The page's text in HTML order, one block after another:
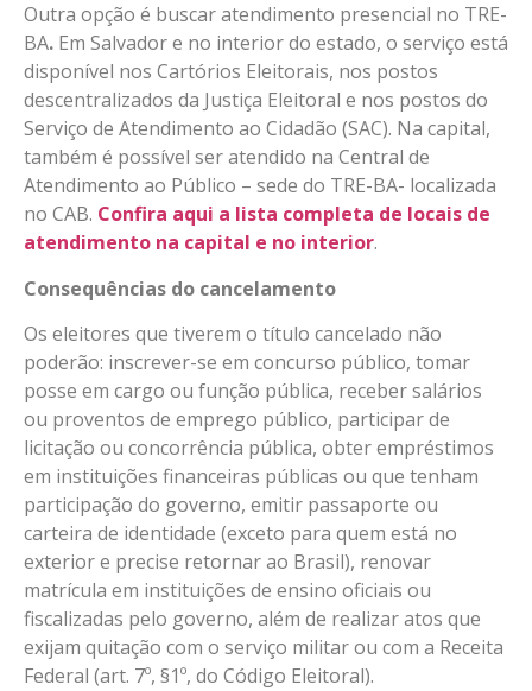
Outra opção é buscar atendimento presencial no TRE-
BA. Em Salvador e no interior do estado, o serviço está
disponível nos Cartórios Eleitorais, nos postos
descentralizados da Justiça Eleitoral e nos postos do
Serviço de Atendimento ao Cidadão (SAC). Na capital,
também é possível ser atendido na Central de
Atendimento ao Público – sede do TRE-BA- localizada
no CAB. Confira aqui a lista completa de locais de
atendimento na capital e no interior.
Consequências do cancelamento
Os eleitores que tiverem o título cancelado não
poderão: inscrever-se em concurso público, tomar
posse em cargo ou função pública, receber salários
ou proventos de emprego público, participar de
licitação ou concorrência pública, obter empréstimos
em instituições financeiras públicas ou que tenham
participação do governo, emitir passaporte ou
carteira de identidade (exceto para quem está no
exterior e precise retornar ao Brasil), renovar
matrícula em instituições de ensino oficiais ou
fiscalizadas pelo governo, além de realizar atos que
exijam quitação com o serviço militar ou com a Receita
Federal (art. 7º, §1º, do Código Eleitoral).